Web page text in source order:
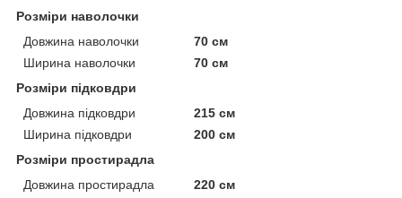
Розміри наволочки
Довжина наволочки
70 см
Ширина наволочки
70 см
Розміри підковдри
Довжина підковдри
215 см
Ширина підковдри
200 см
Розміри простирадла
Довжина простирадла
220 см